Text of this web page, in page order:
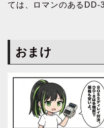
ては、ロマンのあるDD-
おまけ